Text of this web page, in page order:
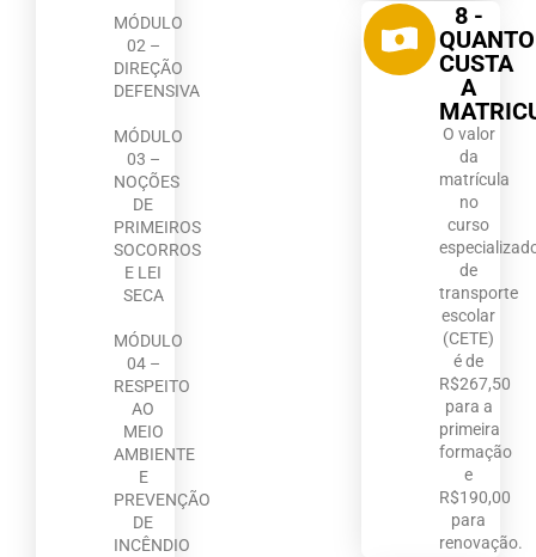
MÓDULO
02 –
DIREÇÃO
DEFENSIVA
MÓDULO
03 –
NOÇÕES
DE
PRIMEIROS
SOCORROS
E LEI
SECA
MÓDULO
04 –
RESPEITO
AO
MEIO
AMBIENTE
E
PREVENÇÃO
DE
INCÊNDIO
8 -
QUANTO
CUSTA
A
O valor
da
matrícula
no
curso
de
transporte
escolar
(CETE)
é de
R$267,50
para a
primeira
formação
e
R$190,00
para
renovação.